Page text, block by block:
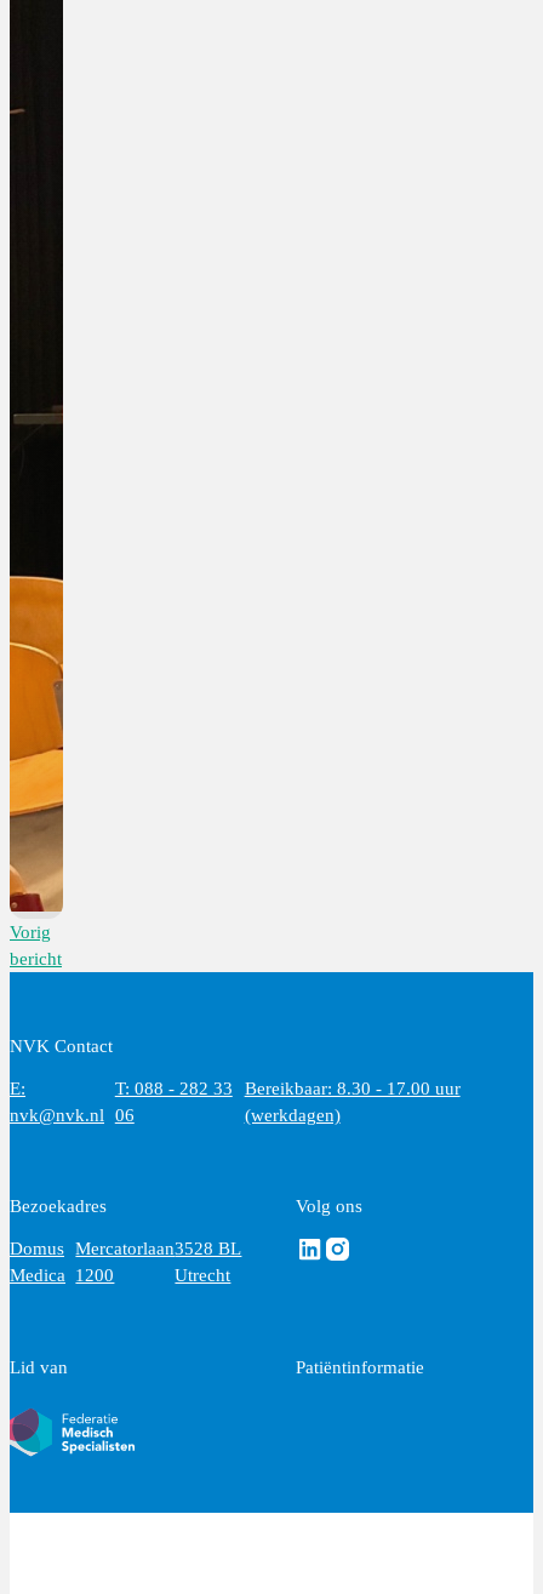
Vorig
bericht
NVK Contact
E:
nvk@nvk.nl
T: 088 - 282 33
06
Bereikbaar: 8.30 - 17.00 uur
(werkdagen)
Bezoekadres
Domus
Medica
Mercatorlaan
1200
3528 BL
Utrecht
Volg ons
Volg ons via Linkedin
Volg ons via Instagram
Lid van Patiëntinformatie